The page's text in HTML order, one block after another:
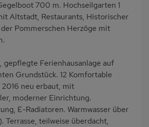
Herd (2 Platten)
Kühlschrank
Freisitz im Garten
Internet
Feuerstelle im Freien
Kaffeemaschine
700 m. Hochseilgarten 1
Altstadt, Restaurants, Historischer
Pommerschen Herzöge mit
gepflegte Ferienhausanlage auf
Grundstück. 12 Komfortable
2016 neu erbaut, mit
moderner Einrichtung.
E-Radiatoren. Warmwasser über
Terrasse, teilweise überdacht,